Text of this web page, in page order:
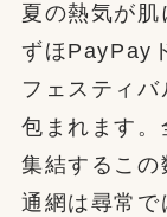
夏の熱気が
ずほPayPay
フェスティ
包まれます
集結するこの
通網は尋常で